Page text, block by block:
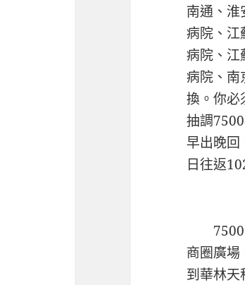
南通、淮
病院、江
病院、江
病院、南
換。你必
抽調
早出晚
日往返
7500人
商圈廣
到華林天